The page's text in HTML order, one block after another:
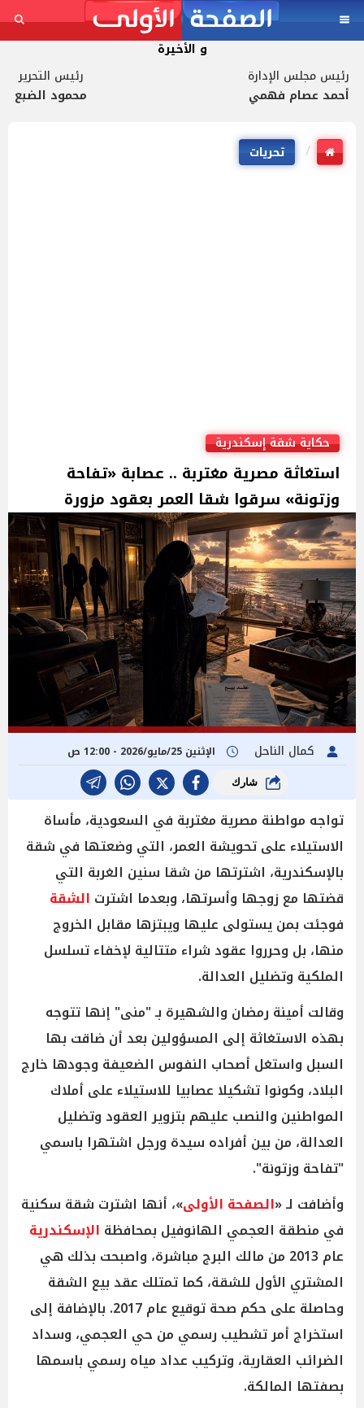
و الأخيرة
رئيس مجلس الإدارة
أحمد عصام فهمي
رئيس التحرير
محمود الضبع
تحريات
حكاية شقة إسكندرية
استغاثة مصرية مغتربة .. عصابة «تفاحة
وزتونة» سرقوا شقا العمر بعقود مزورة
كمال الناحل الإثنين 25/مايو/2026 - 12:00 ص
شارك
تواجه مواطنة مصرية مغتربة في السعودية، مأساة
الاستيلاء على تحويشة العمر، التي وضعتها في شقة
بالإسكندرية، اشترتها من شقا سنين الغربة التي
قضتها مع زوجها وأسرتها، وبعدما اشترت الشقة
فوجئت بمن يستولى عليها ويبتزها مقابل الخروج
منها، بل وحرروا عقود شراء متتالية لإخفاء تسلسل
الملكية وتضليل العدالة.
وقالت أمينة رمضان والشهيرة بـ "منى" إنها تتوجه
بهذه الاستغاثة إلى المسؤولين بعد أن ضاقت بها
السبل واستغل أصحاب النفوس الضعيفة وجودها خارج
البلاد، وكونوا تشكيلا عصابيا للاستيلاء على أملاك
المواطنين والنصب عليهم بتزوير العقود وتضليل
العدالة، من بين أفراده سيدة ورجل اشتهرا باسمي
"تفاحة وزتونة".
وأضافت لـ «الصفحة الأولى»، أنها اشترت شقة سكنية
في منطقة العجمي الهانوفيل بمحافظة الإسكندرية
عام 2013 من مالك البرج مباشرة، واصبحت بذلك هي
المشتري الأول للشقة، كما تمتلك عقد بيع الشقة
وحاصلة على حكم صحة توقيع عام 2017. بالإضافة إلى
استخراج أمر تشطيب رسمي من حي العجمي، وسداد
الضرائب العقارية، وتركيب عداد مياه رسمي باسمها
بصفتها المالكة.